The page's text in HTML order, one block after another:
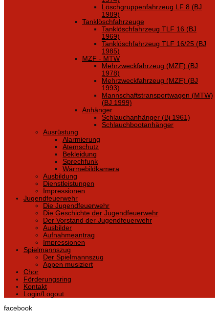
Löschgruppenfahrzeug LF 8 (BJ
1989)
Tanklöschfahrzeuge
Tanklöschfahrzeug TLF 16 (BJ
1969)
Tanklöschfahrzeug TLF 16/25 (BJ
1985)
MZF - MTW
Mehrzweckfahrzeug (MZF) (BJ
1978)
Mehrzweckfahrzeug (MZF) (BJ
1993)
Mannschaftstransportwagen (MTW)
(BJ 1999)
Anhänger
Schlauchanhänger (Bj 1961)
Schlauchbootanhänger
Ausrüstung
Alarmierung
Atemschutz
Bekleidung
Sprechfunk
Wärmebildkamera
Ausbildung
Dienstleistungen
Impressionen
Jugendfeuerwehr
Die Jugendfeuerwehr
Die Geschichte der Jugendfeuerwehr
Der Vorstand der Jugendfeuerwehr
Ausbilder
Aufnahmeantrag
Impressionen
Spielmannszug
Der Spielmannszug
Appen musiziert
Chor
Förderungsring
Kontakt
Login/Logout
facebook